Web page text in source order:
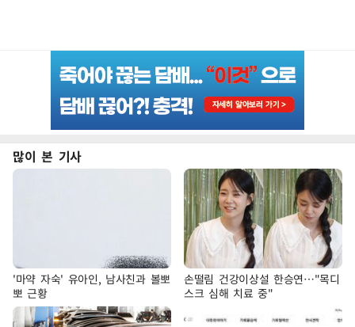
많이 본 기사
'마약 자숙' 유아인, 남사친과 볼뽀
뽀 근황
손떨림 건강이상설 한승연…"목디
스크 심해 치료 중"